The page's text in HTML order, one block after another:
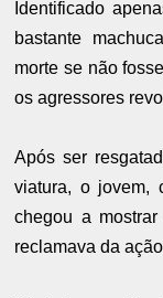
Identificado
bastante
morte se não
os agressores
Após ser
viatura, o jovem,
chegou a
reclamava da